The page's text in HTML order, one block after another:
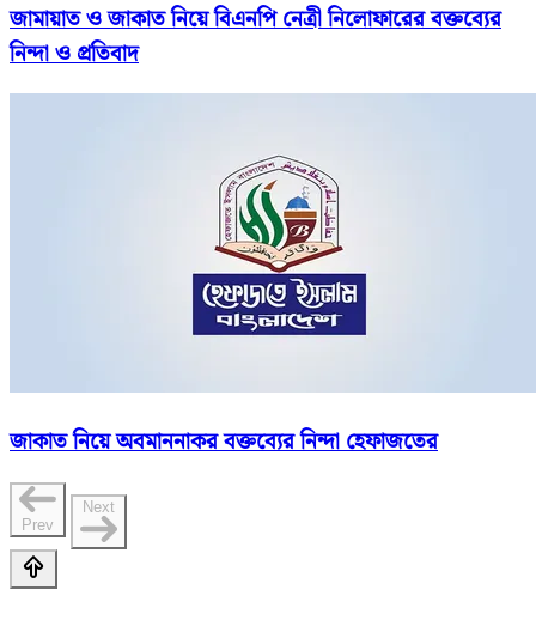
জামায়াত ও জাকাত নিয়ে বিএনপি নেত্রী নিলোফারের বক্তব্যের
নিন্দা ও প্রতিবাদ
জাকাত নিয়ে অবমাননাকর বক্তব্যের নিন্দা হেফাজতের
Prev